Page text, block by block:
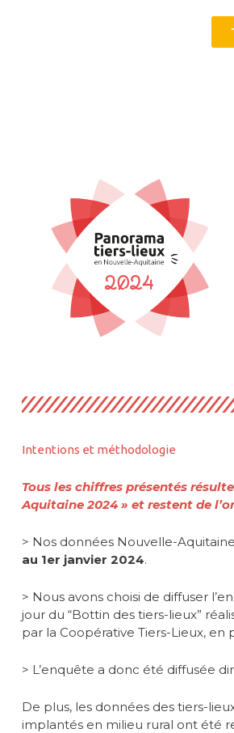
Intentions et méthodologie
Tous les chiffres présentés
Aquitaine 2024 » et restent de
> Nos données Nouvelle-
au 1er janvier 2024.
> Nous avons choisi de diffuser
jour du “Bottin des tiers-lieux”
par la Coopérative Tiers-Lieux,
> L’enquête a donc été diffusée
De plus, les données des tiers-
implantés en milieu rural ont été